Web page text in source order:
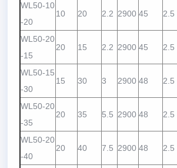
WL50-10
-20
10 20 2.2 2900 45 2.5
WL50-20
-15
20 15 2.2 2900 45 2.5
WL50-15
-30
15 30 3 2900 48 2.5
WL50-20
-35
20 35 5.5 2900 48 2.5
WL50-20
-40
20 40 7.5 2900 48 2.5